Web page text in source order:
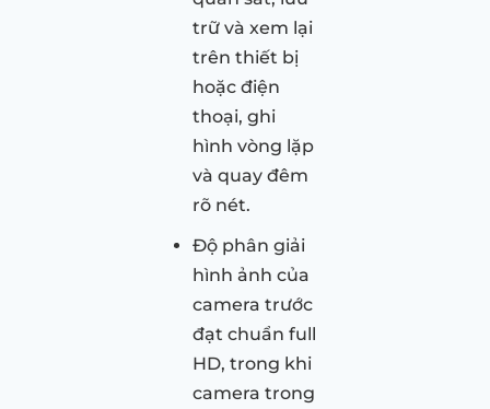
trữ và xem lại
trên thiết bị
hoặc điện
thoại, ghi
hình vòng lặp
và quay đêm
rõ nét.
Độ phân giải
hình ảnh của
camera trước
đạt chuẩn full
HD, trong khi
camera trong